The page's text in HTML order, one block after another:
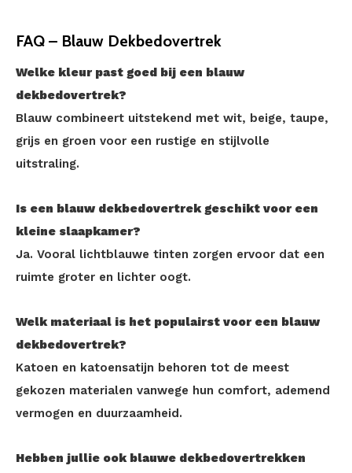
FAQ – Blauw Dekbedovertrek
Welke kleur past goed bij een blauw
dekbedovertrek?
Blauw combineert uitstekend met wit, beige, taupe,
grijs en groen voor een rustige en stijlvolle
uitstraling.
Is een blauw dekbedovertrek geschikt voor een
kleine slaapkamer?
Ja. Vooral lichtblauwe tinten zorgen ervoor dat een
ruimte groter en lichter oogt.
Welk materiaal is het populairst voor een blauw
dekbedovertrek?
Katoen en katoensatijn behoren tot de meest
gekozen materialen vanwege hun comfort, ademend
vermogen en duurzaamheid.
Hebben jullie ook blauwe dekbedovertrekken